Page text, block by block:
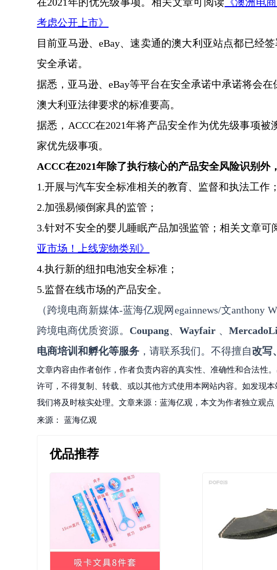
考虑公开上市》
目前亚马逊、eBay、速卖通的澳大利亚站点都已经
安全承诺。
据悉，亚马逊、 eBay等平台在安全承诺中承诺将会
澳大利亚法律要求的标准要高。
据悉， ACCC在2021年将产品安全作为优先级事项
家优先级事项。
ACCC在2021年除了执行核心的产品安全风险识别外
1.开展与汽车安全标准相关的教育、监督和执法工作；
2.加强易倾倒家具的监管；
3.针对不安全的婴儿睡眠产品加强监管；相关文章可
亚市场！上线宠物类别》
4.执行新的纽扣电池安全标准；
5.监督在线市场的产品安全。
（跨境电商新媒体-蓝海亿观网egainnews/文anthony
跨境电商优质资源。 Coupang、 Wayfair 、
电商培训和孵化等服务 ，请联系我们。不得擅自改写
文章内容由作者创作，作者负责内容的真实性、准确性和合法性
许可，不得复制、转载、或以其他方式使用本网站内容。如发现
我们将及时核实处理。文章来源：蓝海亿观，本文为作者独立观点
来源： 蓝海亿观
优品推荐